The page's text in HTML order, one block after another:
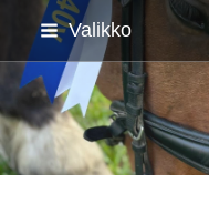
Siirry
sivun
sisältöön
Valikko